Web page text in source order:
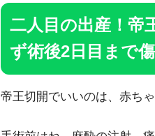
二人目の出産！帝
ず術後2日目まで
帝王切開でいいのは、赤ち